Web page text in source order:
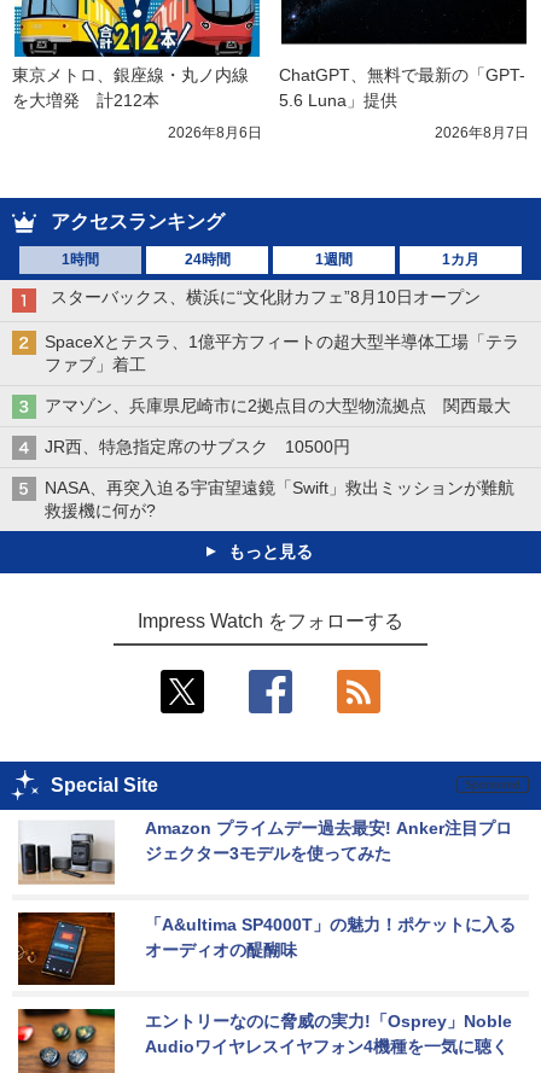
東京メトロ、銀座線・丸ノ内線
を大増発　計212本
2026年8月6日
ChatGPT、無料で最新の「GPT-
5.6 Luna」提供
2026年8月7日
アクセスランキング
1時間 24時間 1週間 1カ月
スターバックス、横浜に“文化財カフェ”8月10日オープン
SpaceXとテスラ、1億平方フィートの超大型半導体工場「テラ
ファブ」着工
アマゾン、兵庫県尼崎市に2拠点目の大型物流拠点 関西最大
JR西、特急指定席のサブスク 10500円
NASA、再突入迫る宇宙望遠鏡「Swift」救出ミッションが難航
救援機に何が?
もっと見る
Impress Watch をフォローする
Special Site
Amazon プライムデー過去最安! Anker注目プロ
ジェクター3モデルを使ってみた
「A&ultima SP4000T」の魅力！ポケットに入る
オーディオの醍醐味
エントリーなのに脅威の実力!「Osprey」Noble
Audioワイヤレスイヤフォン4機種を一気に聴く